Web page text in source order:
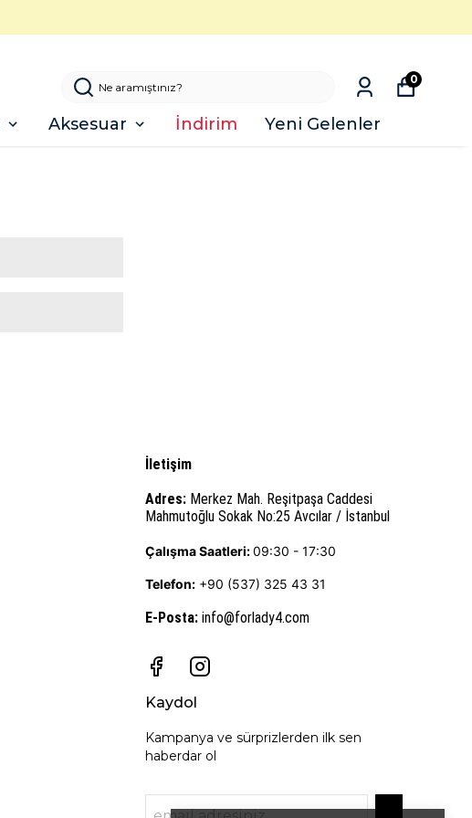
Aksesuar İndirim Yeni Gelenler
0
İletişim
Adres: Merkez Mah. Reşitpaşa Caddesi
Mahmutoğlu Sokak No:25 Avcılar / İstanbul
Çalışma Saatleri:09:30 - 17:30
Telefon: +90 (537) 325 43 31
E-Posta: info@forlady4.com
Kaydol
Kampanya ve sürprizlerden ilk sen
haberdar ol